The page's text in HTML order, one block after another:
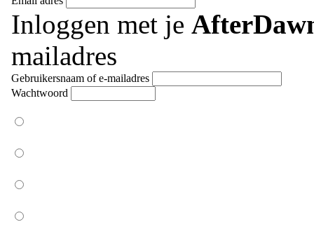
Inloggen met je
mailadres
Gebruikersnaam of e-mailadres
Wachtwoord